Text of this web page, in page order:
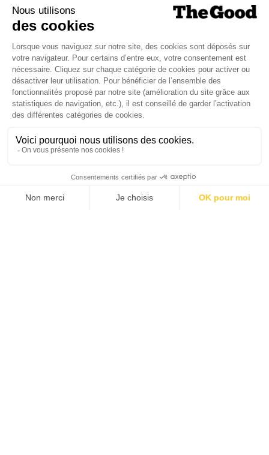
Je suis déjà abonné(e) :
version digitale
SUIVEZ-NOUS